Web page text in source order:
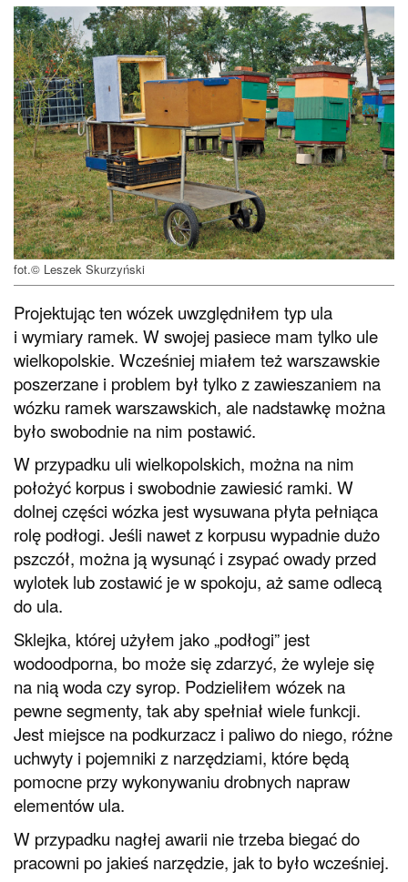
fot.© Leszek Skurzyński
Projektując ten wózek uwzględniłem typ ula
i wymiary ramek. W swojej pasiece mam tylko ule
wielkopolskie. Wcześniej miałem też warszawskie
poszerzane i problem był tylko z zawieszaniem na
wózku ramek warszawskich, ale nadstawkę można
było swobodnie na nim postawić.
W przypadku uli wielkopolskich, można na nim
położyć korpus i swobodnie zawiesić ramki. W
dolnej części wózka jest wysuwana płyta pełniąca
rolę podłogi. Jeśli nawet z korpusu wypadnie dużo
pszczół, można ją wysunąć i zsypać owady przed
wylotek lub zostawić je w spokoju, aż same odlecą
do ula.
Sklejka, której użyłem jako „podłogi” jest
wodoodporna, bo może się zdarzyć, że wyleje się
na nią woda czy syrop. Podzieliłem wózek na
pewne segmenty, tak aby spełniał wiele funkcji.
Jest miejsce na podkurzacz i paliwo do niego, różne
uchwyty i pojemniki z narzędziami, które będą
pomocne przy wykonywaniu drobnych napraw
elementów ula.
W przypadku nagłej awarii nie trzeba biegać do
pracowni po jakieś narzędzie, jak to było wcześniej.